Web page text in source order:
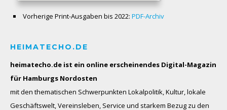
Vorherige Print-Ausgaben bis 2022: PDF-Archiv
HEIMATECHO.DE
heimatecho.de ist ein online erscheinendes Digital-Magazin
für Hamburgs Nordosten
mit den thematischen Schwerpunkten Lokalpolitik, Kultur, lokale
Geschäftswelt, Vereinsleben, Service und starkem Bezug zu den